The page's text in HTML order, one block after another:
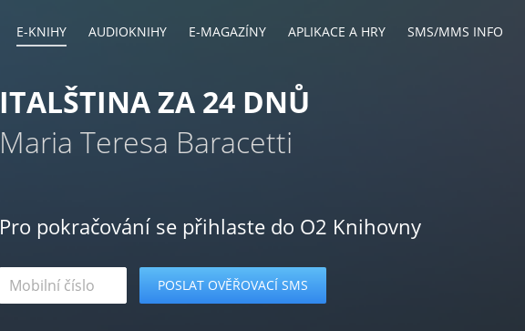
E-KNIHY AUDIOKNIHY E-MAGAZÍNY APLIKACE A HRY SMS/MMS INFO
ITALŠTINA ZA 24 DNŮ
Maria Teresa Baracetti
Pro pokračování se přihlaste do O2 Knihovny